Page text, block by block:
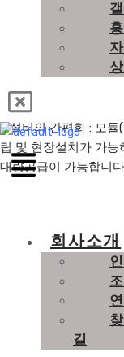
회사소개
길
– 기존공법 보수공사
하고자 보수공사를
가능합니다.
– 설비의 간편화 : 모듈
립 및 현장설치가 가
대량공급이 가능합니
전
BLOWERDML 설치